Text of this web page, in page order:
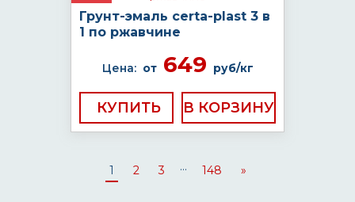
Грунт-эмаль certa-plast 3 в
1 по ржавчине
Цена: от649 руб/кг
КУПИТЬ
1 2 3 ... 148 »